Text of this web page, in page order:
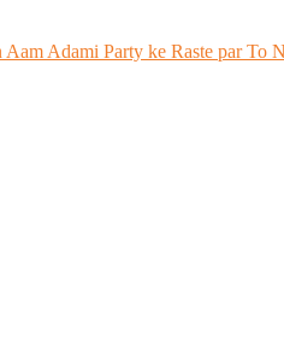
Aam Adami Party ke Raste par